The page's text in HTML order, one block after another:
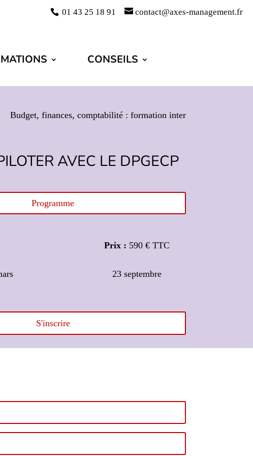
01 43 25 18 91 contact@axes-management.fr
CONSEILS
Budget, finances, comptabilité : formation inter
AVEC LE DPGECP
Programme
Prix : 590 € TTC
23 septembre
S'inscrire